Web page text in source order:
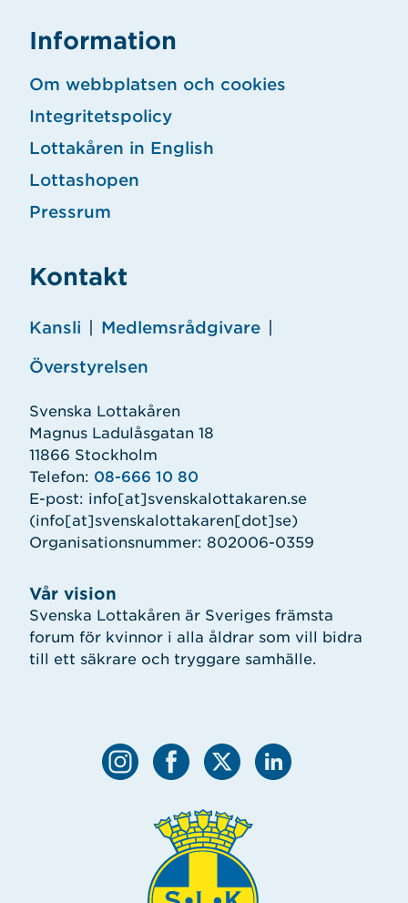
Vår vision
Svenska Lottakåren är Sveriges främsta
forum för kvinnor i alla åldrar som vill bidra
till ett säkrare och tryggare samhälle.
Information
Om webbplatsen och cookies
Integritetspolicy
Lottakåren in English
Lottashopen
Pressrum
Kontakt
Kansli Medlemsrådgivare
Överstyrelsen
Svenska Lottakåren
Magnus Ladulåsgatan 18
11866 Stockholm
Telefon: 08-666 10 80
E-post: info[at]svenskalottakaren.se
(info[at]svenskalottakaren[dot]se)
Organisationsnummer: 802006-0359